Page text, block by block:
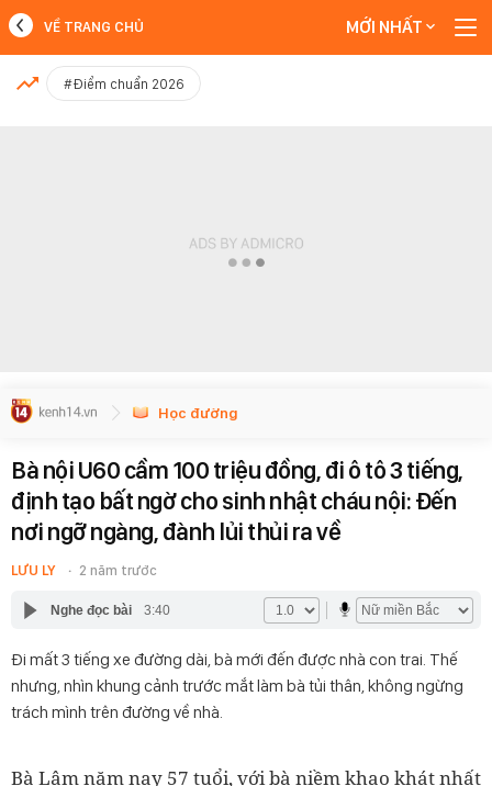
MỚI NHẤT
VỀ TRANG CHỦ MỚI NHẤT
#Điểm chuẩn 2026
Học đường
Bà nội U60 cầm 100 triệu đồng, đi ô tô 3 tiếng,
định tạo bất ngờ cho sinh nhật cháu nội: Đến
nơi ngỡ ngàng, đành lủi thủi ra về
LƯU LY 2 năm trước
Nghe đọc bài 3:40
Đi mất 3 tiếng xe đường dài, bà mới đến được nhà con trai. Thế
nhưng, nhìn khung cảnh trước mắt làm bà tủi thân, không ngừng
trách mình trên đường về nhà.
Bà Lâm năm nay 57 tuổi, với bà niềm khao khát nhất